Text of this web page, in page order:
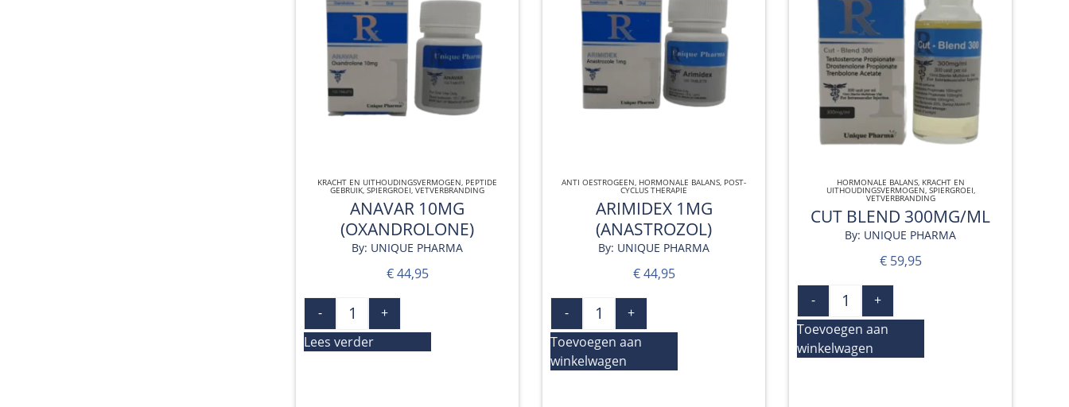
QUICK VIEW
KRACHT EN UITHOUDINGSVERMOGEN, PEPTIDE
GEBRUIK, SPIERGROEI, VETVERBRANDING
ANAVAR 10MG
(OXANDROLONE)
By: UNIQUE PHARMA
€44,95
-
+
Lees verder
QUICK VIEW
ANTI OESTROGEEN, HORMONALE BALANS, POST-
CYCLUS THERAPIE
ARIMIDEX 1MG
(ANASTROZOL)
By: UNIQUE PHARMA
€44,95
-
+
Toevoegen aan
winkelwagen
QUICK VIEW
HORMONALE BALANS, KRACHT EN
UITHOUDINGSVERMOGEN, SPIERGROEI,
VETVERBRANDING
CUT BLEND 300MG/ML
By: UNIQUE PHARMA
€59,95
-
+
Toevoegen aan
winkelwagen